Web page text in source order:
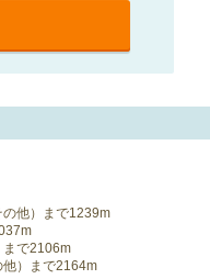
他）まで1239m
まで2106m
他）まで2164m